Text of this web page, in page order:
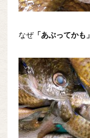
なぜ「あぶってかも」